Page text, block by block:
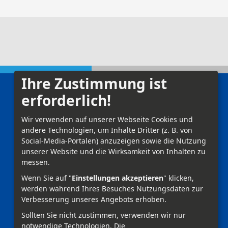
Kontakt
Impressum
Datenschutz
Anmelden
Ihre Zustimmung ist
erforderlich!
Wir verwenden auf unserer Webseite Cookies und
andere Technologien, um Inhalte Dritter (z. B. von
Social-Media-Portalen) anzuzeigen sowie die Nutzung
unserer Website und die Wirksamkeit von Inhalten zu
messen.
Wenn Sie auf "Einstellungen akzeptieren" klicken,
werden während Ihres Besuches Nutzungsdaten zur
Verbesserung unseres Angebots erhoben.
Sollten Sie nicht zustimmen, verwenden wir nur
notwendige Technologien. Die